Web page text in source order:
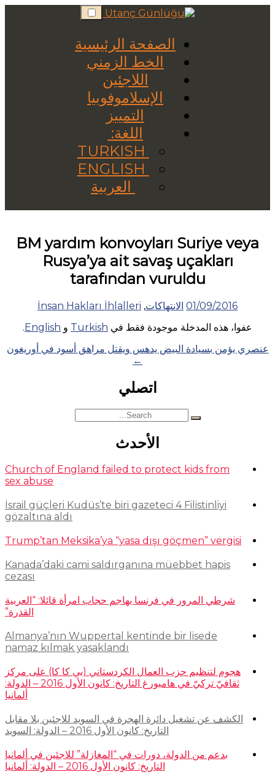
Skip
to
الصفحة الرئيسية
الخط الزمني
اللاجئين
الإسلاموفوبيا
التمييز
اللغة:
العربية
BM yardım konvoyları Suriye veya
Rusya’ya ait savaş uçakları
tarafından vuruldu
01/09/2016 الانتهاكات,
İnsan Hakları İhlalleri
عفوا، هذه المدخلة موجودة فقط في Turkish و English
.
Posts
عنصري يؤمن بسيادة البيض يدهس ويقتل مراهق أسود في أوريغون
←
اتصلي
Search
for:
الأحدث
Church of England failed to protect kids from
sex abuse
İsrail güçleri Kudüs’te biri gazeteci 4 Filistinliyi
gözaltına aldı
Trump’tan Meksika’ya “yasa dışı göçmen” vergisi
Kanada’daki cami saldırganına müebbet hapis
cezası
شرطي المرور في فرنسا يهاجم حجاب امرأة قائلا: “العربية
القذرة”
Almanya’nın Wuppertal kentinde bir lisede
namaz kılmak yasaklandı
هجوم لتنظيم حزب العمال الكردستاني (بي كا كا) على مركز
ثقافيّ تركيّ في هامبورغ التاريخ: كانون الأول 2016 – الدولة:
ألمانيا
الكشف عن تشغيل دائرة الهجرة في السويد للاجئين بلا مقابل
التاريخ: كانون الأول 2016 – الدولة: السويد
بدعم من الدولة، دورات في “المغازلة” للاجئين في ألمانيا
التاريخ: كانون الأول 2016 – الدولة: ألمانيا